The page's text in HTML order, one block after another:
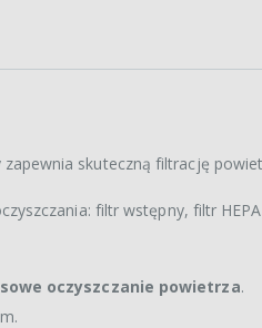
skuteczną filtrację
filtr wstępny, filtr
oczyszczanie powietrza.